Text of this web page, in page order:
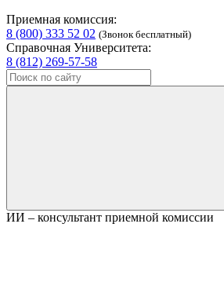
Приемная комиссия:
8 (800) 333 52 02 (Звонок бесплатный)
Справочная Университета:
8 (812) 269-57-58
ИИ – консультант приемной комиссии